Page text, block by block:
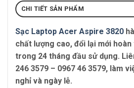
CHI TIẾT SẢN PHẨM
Sạc Laptop Acer Aspire 3820
chất lượng cao, đổi lại mới
trong 24 tháng đầu sử dụng.
246 3579 – 0967 46 3579, làm
nghỉ và ngày lễ.